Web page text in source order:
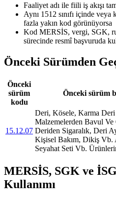
Faaliyet adı ile fiili iş akışı
Aynı 1512 sınıfı içinde
fazla yakın kod görünüyorsa
Kod MERSİS, vergi, SGK,
sürecinde resmî başvuruda
Önceki Sürümden
Önceki
sürüm
kodu
Önceki sürüm
15.12.07
Deri, Kösele, Karma
Malzemelerden Bavul Ve
Deriden Sigaralık, Deri
Kişisel Bakım, Dikiş Vb.
Seyahat Seti Vb.
MERSİS, SGK ve
Kullanımı